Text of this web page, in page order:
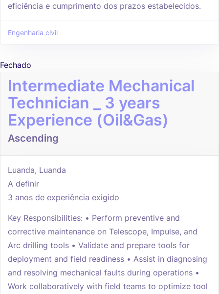
eficiência e cumprimento dos prazos estabelecidos.
Engenharia civil
Fechado
Intermediate Mechanical
Technician _ 3 years
Experience (Oil&Gas)
Ascending
Luanda, Luanda
A definir
3 anos de experiência exigido
Key Responsibilities: • Perform preventive and
corrective maintenance on Telescope, Impulse, and
Arc drilling tools • Validate and prepare tools for
deployment and field readiness • Assist in diagnosing
and resolving mechanical faults during operations •
Work collaboratively with field teams to optimize tool